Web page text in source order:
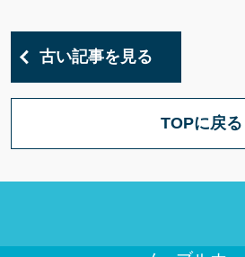
古い記事を見る
TOPに戻る